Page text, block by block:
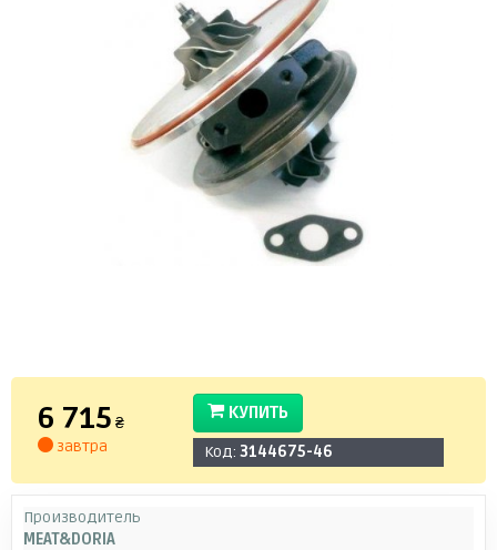
6 715 ₴
завтра
КУПИТЬ
Код: 3144675-46
Производитель
MEAT&DORIA